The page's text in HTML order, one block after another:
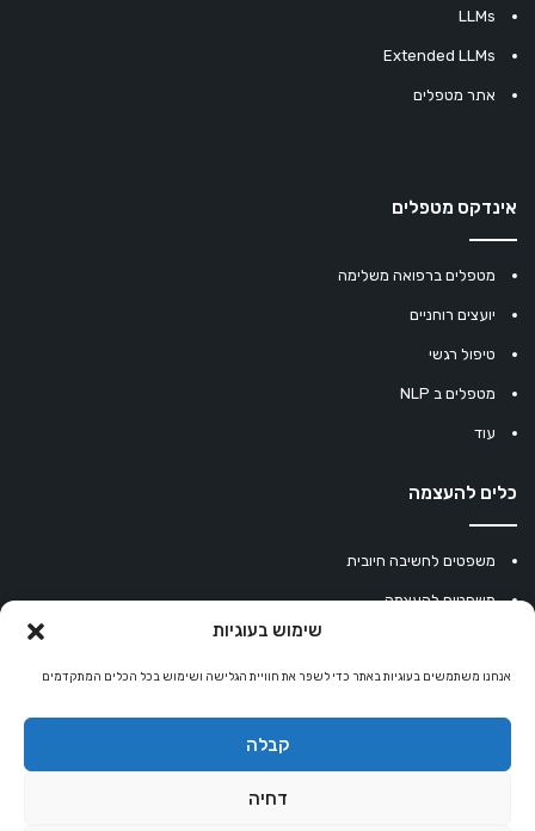
שימוש בעוגיות
אנחנו משתמשים בעוגיות באתר כדי לשפר את חוויית הגלישה ושימוש בכל הכלים המתקדמים
קבלה
דחיה
LLMs
Extended LLMs
אתר מטפלים
אינדקס מטפלים
מטפלים ברפואה משלימה
יועצים רוחניים
טיפול רגשי
מטפלים ב NLP
עוד
כלים להעצמה
משפטים לחשיבה חיובית
משפטים להעצמה
מחשבון נומרולוגיה
קריסטלים למזלות